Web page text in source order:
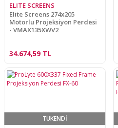
ELITE SCREENS
Elite Screens 274x205
Motorlu Projeksiyon Perdesi
- VMAX135XWV2
34.674,59 TL
TÜKENDİ